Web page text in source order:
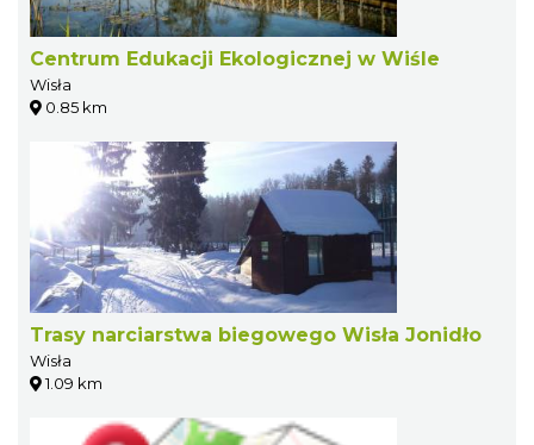
Centrum Edukacji Ekologicznej w Wiśle
Wisła
0.85 km
Trasy narciarstwa biegowego Wisła Jonidło
Wisła
1.09 km